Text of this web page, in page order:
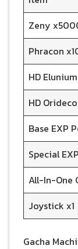
Zeny
Phracon
HD
HD
Base EXP
Special
All-In-One
Joystick x1
Gacha